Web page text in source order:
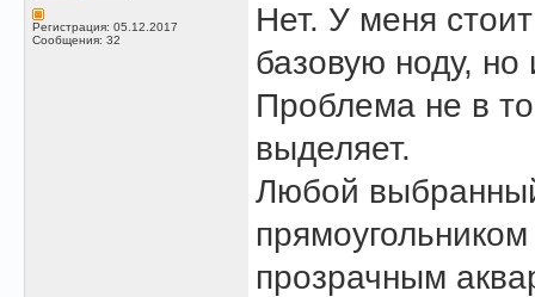
Регистрация: 05.12.2017
Сообщения: 32
Нет. У меня
базовую ноду,
Проблема не в
выделяет.
Любой
прозрачным